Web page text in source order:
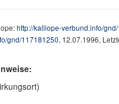
http://kalliope-verbund.info/
gnd/117181250, 12.07.1996,